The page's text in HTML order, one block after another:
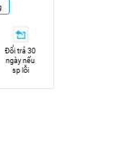
Đổi trả 30
ngày nếu
sp lỗi